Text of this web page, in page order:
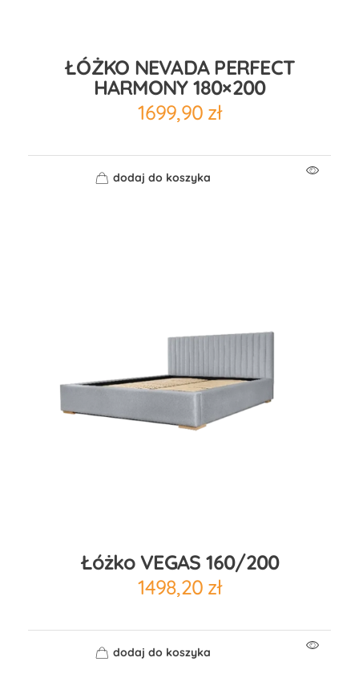
ŁÓŻKO NEVADA PERFECT
HARMONY 180×200
1699,90 zł
dodaj do koszyka
Łóżko VEGAS 160/200
1498,20 zł
dodaj do koszyka